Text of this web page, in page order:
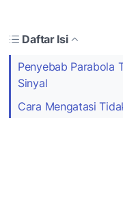
Daftar Isi
Penyebab Parabola
Sinyal
Cara Mengatasi